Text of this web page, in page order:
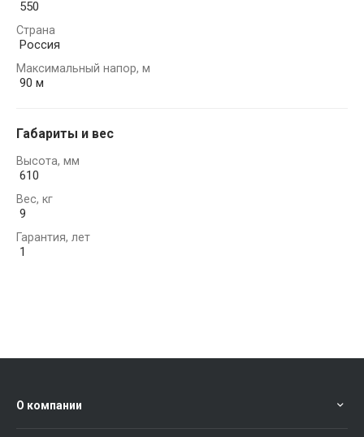
550
Страна
Россия
Максимальный напор, м
90 м
Габариты и вес
Высота, мм
610
Вес, кг
9
Гарантия, лет
1
О компании